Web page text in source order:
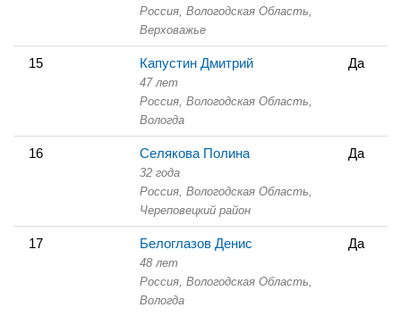
Россия, Вологодская Область,
Верховажье
15 Капустин Дмитрий
47 лет
Россия, Вологодская Область,
Вологда
Да
16 Селякова Полина
32 года
Россия, Вологодская Область,
Череповецкий район
Да
17 Белоглазов Денис
48 лет
Россия, Вологодская Область,
Вологда
Да